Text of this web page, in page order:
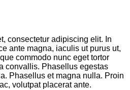
consectetur adipiscing elit. In
ante magna, iaculis ut purus ut,
commodo nunc eget tortor
convallis. Phasellus egestas
Phasellus et magna nulla. Proin
volutpat placerat ante.